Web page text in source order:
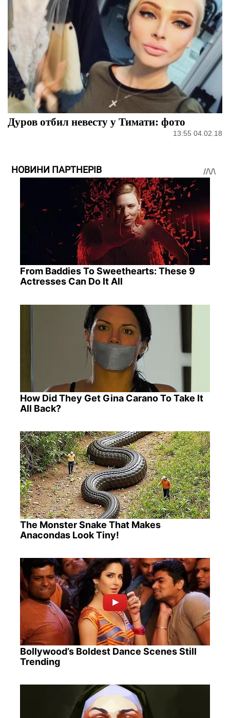
Дуров отбил невесту у Тимати: фото
13:55 04.02.18
НОВИНИ ПАРТНЕРІВ
From Baddies To Sweethearts: These 9
Actresses Can Do It All
How Did They Get Gina Carano To Take It
All Back?
The Monster Snake That Makes
Anacondas Look Tiny!
Bollywood’s Boldest Dance Scenes Still
Trending